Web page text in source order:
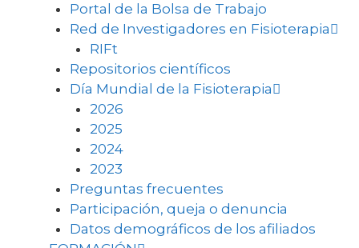
Portal de la Bolsa de Trabajo
Red de Investigadores en Fisioterapia
RIFt
Repositorios científicos
Día Mundial de la Fisioterapia
2026
2025
2024
2023
Preguntas frecuentes
Participación, queja o denuncia
Datos demográficos de los afiliados